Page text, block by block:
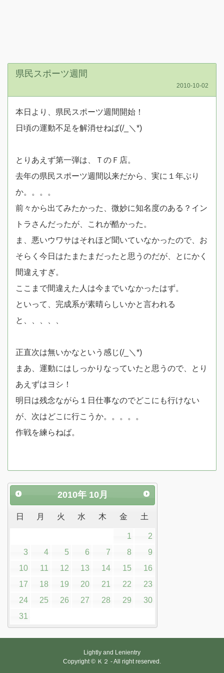
県民スポーツ週間
2010-10-02
本日より、県民スポーツ週間開始！
日頃の運動不足を解消せねば(/_＼*)
とりあえず第一弾は、ＴのＦ店。
去年の県民スポーツ週間以来だから、実に１年ぶり
か。。。。
前々から出てみたかった、微妙に知名度のある？イン
トラさんだったが、これが酷かった。
ま、悪いウワサはそれほど聞いていなかったので、お
そらく今日はたまたまだったと思うのだが、とにかく
間違えすぎ。
ここまで間違えた人は今までいなかったはず。
といって、完成系が素晴らしいかと言われる
と、、、、、
正直次は無いかなという感じ(/_＼*)
まあ、運動にはしっかりなっていたと思うので、とり
あえずはヨシ！
明日は残念ながら１日仕事なのでどこにも行けない
が、次はどこに行こうか。。。。。
作戦を練らねば。
2010年 10月
日 月 火 水 木 金 土
1
2
3
4 5 6 7 8
9
10
11 12 13 14 15
16
17
18 19 20 21 22
23
24
25 26 27 28 29
30
31
Lightly and Lenientry
Copyright © Ｋ２ - All right reserved.